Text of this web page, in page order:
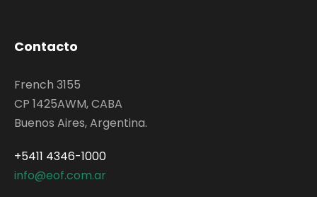
Contacto
French 3155
CP 1425AWM, CABA
Buenos Aires, Argentina.
+5411 4346-1000
info@eof.com.ar